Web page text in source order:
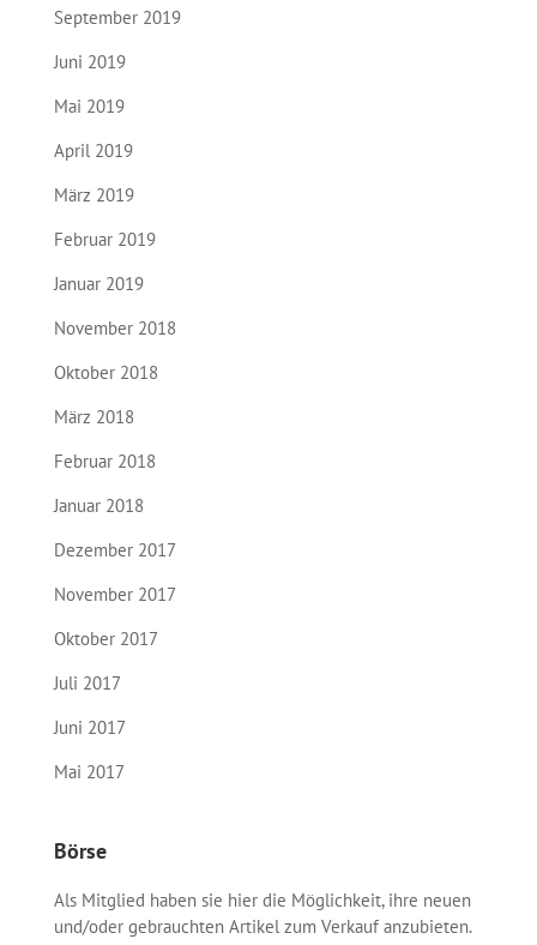
September 2019
Juni 2019
Mai 2019
April 2019
März 2019
Februar 2019
Januar 2019
November 2018
Oktober 2018
März 2018
Februar 2018
Januar 2018
Dezember 2017
November 2017
Oktober 2017
Juli 2017
Juni 2017
Mai 2017
Börse
Als Mitglied haben sie hier die Möglichkeit, ihre neuen
und/oder gebrauchten Artikel zum Verkauf anzubieten.